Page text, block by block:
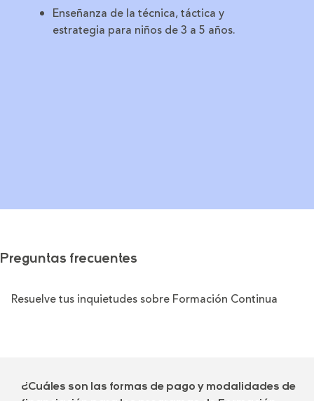
Enseñanza de la técnica, táctica y
estrategia para niños de 3 a 5 años.
Preguntas frecuentes
Resuelve tus inquietudes sobre Formación Continua
¿Cuáles son las formas de pago y modalidades de